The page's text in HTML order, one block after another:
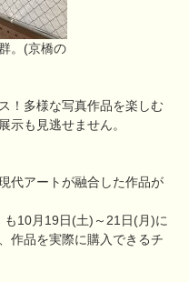
。(京橋の
！多様な写真作品を楽しむ
示も見逃せません。
代アートが融合した作品が
も10月19日(土)～21日(月)に
作品を実際に購入できるチ